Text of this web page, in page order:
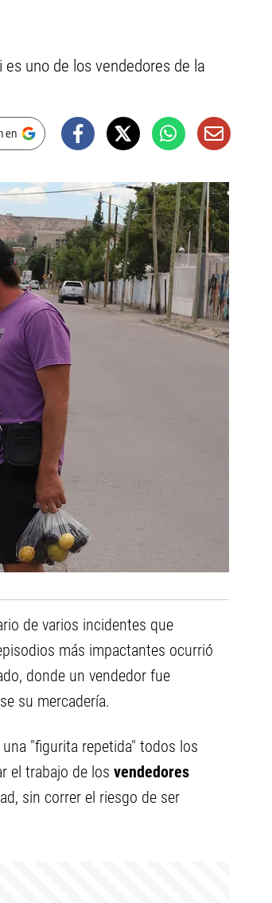
uno de los vendedores de la
en
de varios incidentes que
más impactantes ocurrió
donde un vendedor fue
su mercadería.
"figurita repetida" todos los
el trabajo de los vendedores
sin correr el riesgo de ser